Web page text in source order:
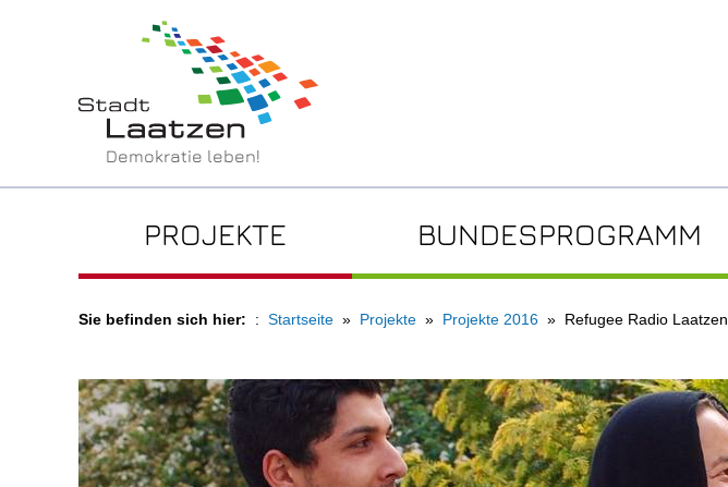
Demokratie leben!
PROJEKTE BUNDESPROGRAMM
Sie befinden sich hier: Startseite Projekte Projekte 2016 Refugee Radio Laatzen